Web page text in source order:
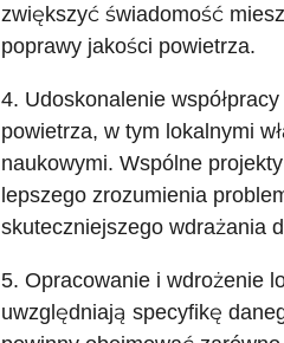
zwiększyć świadomość
poprawy jakości powietrza.
4. Udoskonalenie
powietrza, w tym lokalnymi
naukowymi. Wspólne
lepszego zrozumienia
skuteczniejszego wdrażania
5. Opracowanie i wdrożenie
uwzględniają specyfikę